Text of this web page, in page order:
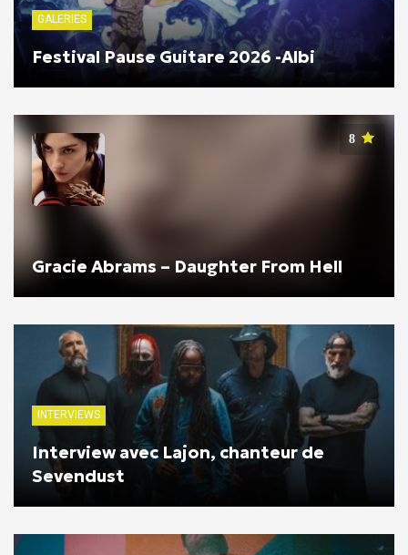
GALERIES
Festival Pause Guitare 2026 -Albi
8
Gracie Abrams – Daughter From Hell
INTERVIEWS
Interview avec Lajon, chanteur de
Sevendust